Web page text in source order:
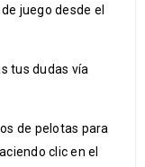
juego desde el
tus dudas vía
de pelotas para
clic en el